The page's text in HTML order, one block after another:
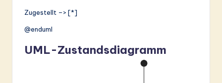
Zugestellt –> [*]
@enduml
UML-Zustandsdiagramm